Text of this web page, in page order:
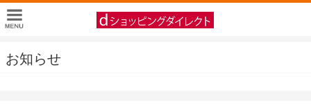
お知らせ